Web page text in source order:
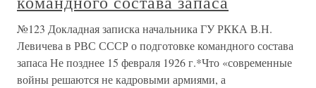
№123 Докладная записка начальника ГУ РККА В.Н.
Левичева в РВС СССР о подготовке командного состава
запаса Не позднее 15 февраля 1926 г.*Что «современные
войны решаются не кадровыми армиями, а